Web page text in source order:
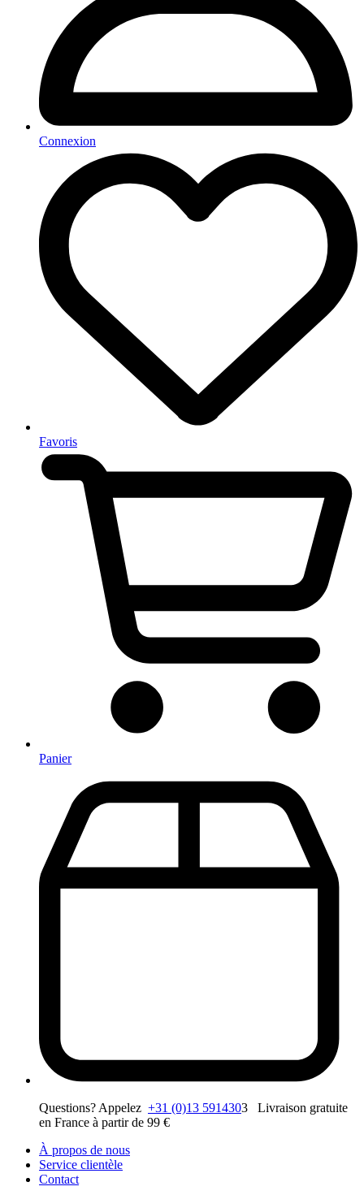
Connexion
Favoris
Panier
Questions? Appelez +31 (0)13 5914303 Livraison gratuite
en France à partir de 99 €
À propos de nous
Service clientèle
Contact